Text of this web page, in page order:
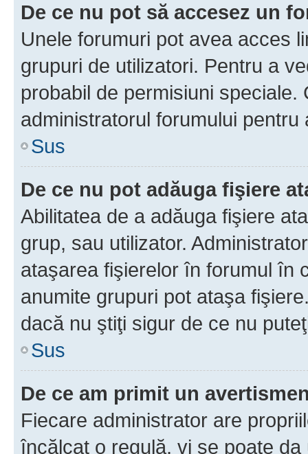
De ce nu pot să accesez un
Unele forumuri pot avea acces
grupuri de utilizatori. Pentru a
probabil de permisiuni
administratorul forumului pentru
Sus
De ce nu pot adăuga fişiere
Abilitatea de a adăuga fişiere
grup, sau utilizator.
ataşarea fişierelor în forumul în
anumite grupuri pot ataşa
dacă nu ştiţi sigur de ce nu
Sus
De ce am primit un
Fiecare administrator are
încălcat o regulă, vi se poate